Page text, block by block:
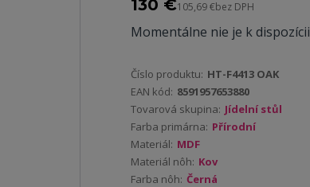
130 €105,69 €bez DPH
Momentálne nie je k dispozícii
Číslo produktu: HT-F4413 OAK
EAN kód: 8591957653880
Tovarová skupina: Jídelní stůl
Farba primárna: Přírodní
Materiál: MDF
Materiál nôh: Kov
Farba nôh: Černá